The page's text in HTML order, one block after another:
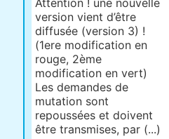
Attention ! une nouvelle
version vient d’être
diffusée (version 3) !
(1ere modification en
rouge, 2ème
modification en vert)
Les demandes de
mutation sont
repoussées et doivent
être transmises, par (...)